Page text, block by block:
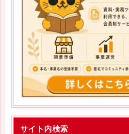
サイト内検索